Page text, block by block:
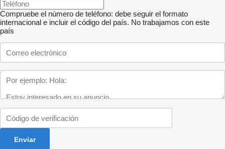
Compruebe el número de teléfono: debe seguir el formato
internacional e incluir el código del país. No trabajamos con este
país